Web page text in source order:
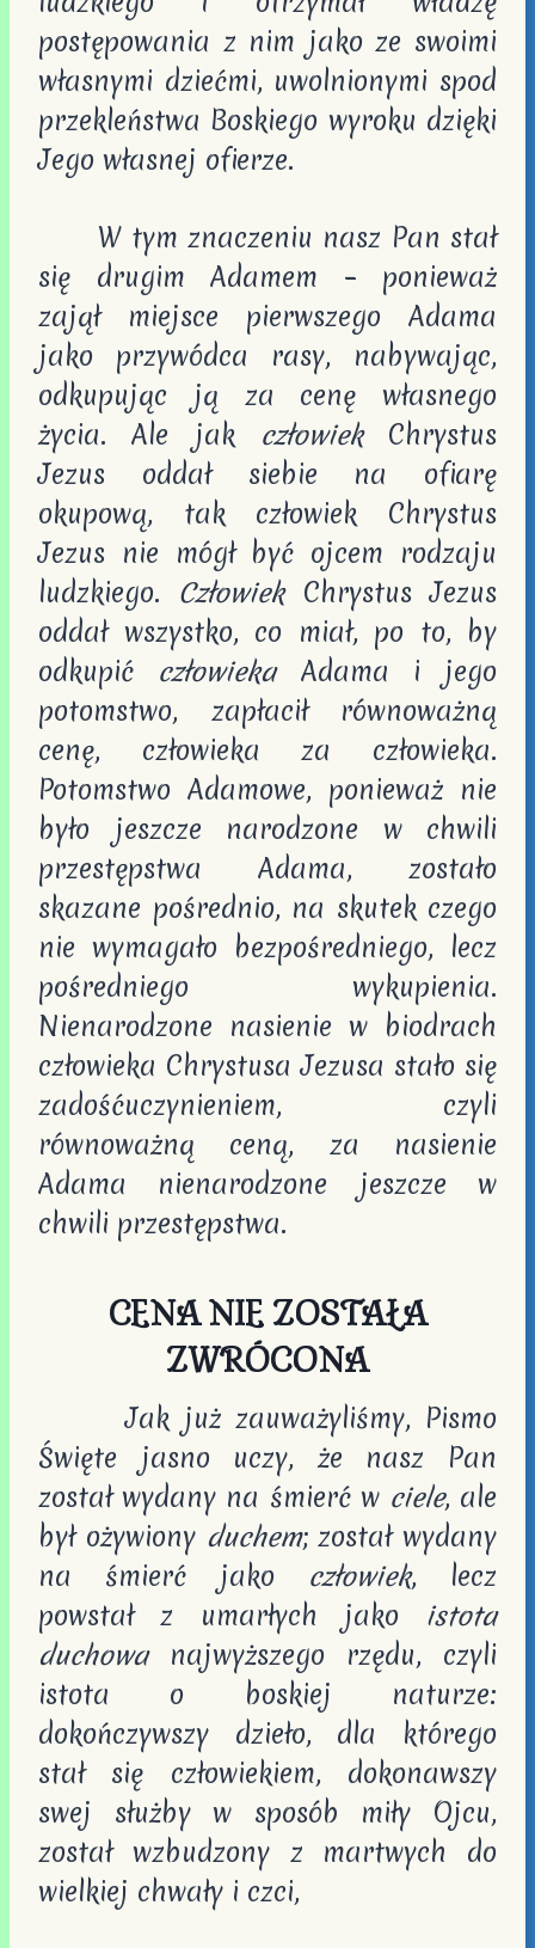
postępowania z nim jako ze swoimi
własnymi dziećmi, uwolnionymi spod
przekleństwa Boskiego wyroku dzięki
Jego własnej ofierze.
W tym znaczeniu nasz Pan stał
się drugim Adamem – ponieważ
zajął miejsce pierwszego Adama
jako przywódca rasy, nabywając,
odkupując ją za cenę własnego
życia. Ale jak człowiekChrystus
Jezus oddał siebie na ofiarę
okupową, tak człowiek Chrystus
Jezus nie mógł być ojcem rodzaju
ludzkiego. CzłowiekChrystus Jezus
oddał wszystko, co miał, po to, by
odkupić człowiekaAdama i jego
potomstwo, zapłacił równoważną
cenę, człowieka za człowieka.
Potomstwo Adamowe, ponieważ nie
było jeszcze narodzone w chwili
przestępstwa Adama, zostało
skazane pośrednio, na skutek czego
nie wymagało bezpośredniego, lecz
pośredniego wykupienia.
Nienarodzone nasienie w biodrach
człowieka Chrystusa Jezusa stało się
zadośćuczynieniem, czyli
równoważną ceną, za nasienie
Adama nienarodzone jeszcze w
chwili przestępstwa.
CENA NIE ZOSTAŁA
ZWRÓCONA
Jak już zauważyliśmy, Pismo
Święte jasno uczy, że nasz Pan
został wydany na śmierć w ciele, ale
był ożywiony duchem; został wydany
na śmierć jako człowiek, lecz
powstał z umarłych jako istota
duchowanajwyższego rzędu, czyli
istota o boskiej naturze:
dokończywszy dzieło, dla którego
stał się człowiekiem, dokonawszy
swej służby w sposób miły Ojcu,
został wzbudzony z martwych do
wielkiej chwały i czci,